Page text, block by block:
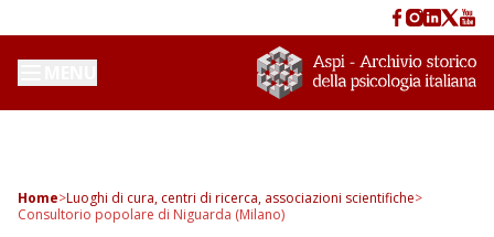
Home>Luoghi di cura, centri di ricerca, associazioni scientifiche>
Consultorio popolare di Niguarda (Milano)